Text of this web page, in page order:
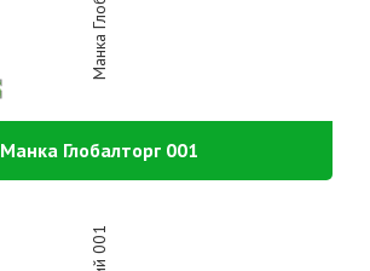
Манка Глобалторг 001